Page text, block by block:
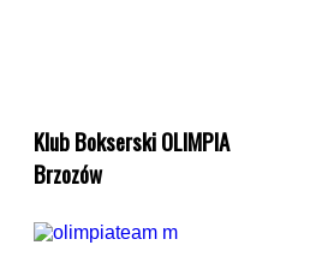
Klub Bokserski OLIMPIA
Brzozów